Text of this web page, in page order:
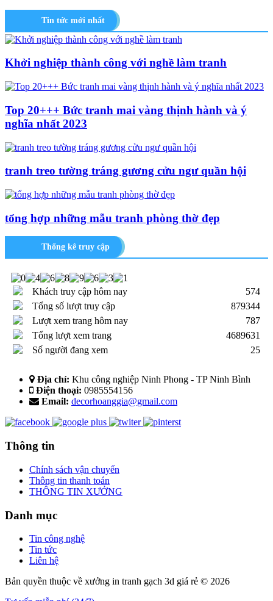
Tin tức mới nhất
Khởi nghiệp thành công với nghề làm tranh
Top 20+++ Bức tranh mai vàng thịnh hành và ý
nghĩa nhất 2023
tranh treo tường tráng gương cửu ngư quần hội
tổng hợp những mẫu tranh phòng thờ đẹp
Thống kê truy cập
Khách truy cập hôm nay
574
Tổng số lượt truy cập
879344
Lượt xem trang hôm nay
787
Tổng lượt xem trang
4689631
Số người đang xem
25
Địa chỉ: Khu công nghiệp Ninh Phong - TP Ninh Bình
Điện thoại: 0985554156
Email: decorhoanggia@gmail.com
Thông tin
Chính sách vận chuyển
Thông tin thanh toán
THÔNG TIN XƯỞNG
Danh mục
Tin công nghệ
Tin tức
Liên hệ
Bản quyền thuộc về xưởng in tranh gạch 3d giá rẻ © 2026